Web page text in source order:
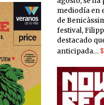
mediodía en
de
festival,
destacado
anticipada…